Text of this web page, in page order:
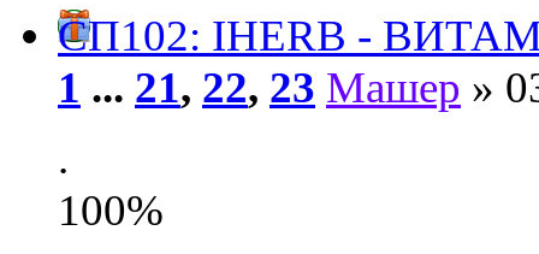
СП102: IHERB -
1 ... 21, 22, 23 Машер »
.
100%